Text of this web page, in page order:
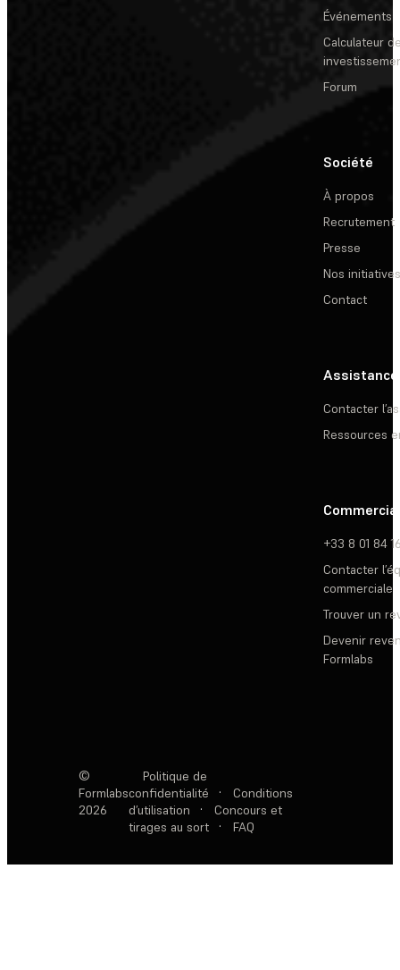
Événements
Calculateur
Forum
Société
À propos
Recrutement
Presse
Nos initiatives
Contact
Assistance
Contacter
Ressources
Commercial
+33 8 01 84
Contacter
commerciale
Trouver un
Devenir
Formlabs
©
Formlabs
2026
Politique de
confidentialité
·
Conditions
d’utilisation
·
Concours et
tirages au sort
· FAQ